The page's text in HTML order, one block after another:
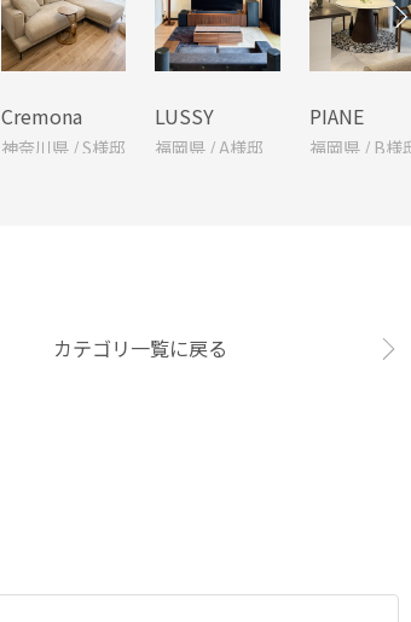
Cremona
神奈川県 / S様邸
LUSSY
福岡県 / A様邸
PIANE
福岡県 / B様
カテゴリ一覧に戻る